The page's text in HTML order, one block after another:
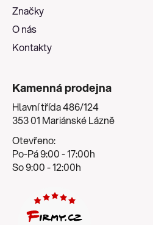
Značky
O nás
Kontakty
Kamenná prodejna
Hlavní třída 486/124
353 01 Mariánské Lázně
Otevřeno:
Po-Pá 9:00 - 17:00h
So 9:00 - 12:00h